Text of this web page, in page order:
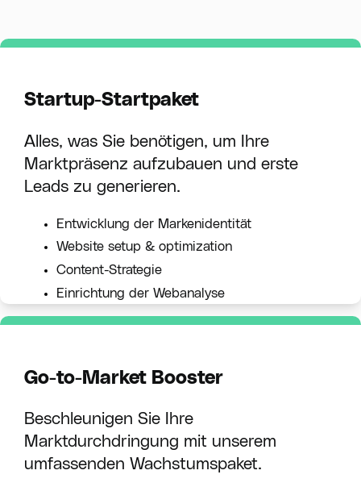
Startup-Startpaket
Alles, was Sie benötigen, um Ihre
Marktpräsenz aufzubauen und erste
Leads zu generieren.
Entwicklung der Markenidentität
Website setup & optimization
Content-Strategie
Einrichtung der Webanalyse
Go-to-Market Booster
Beschleunigen Sie Ihre
Marktdurchdringung mit unserem
umfassenden Wachstumspaket.